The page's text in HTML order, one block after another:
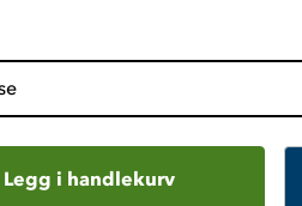
Legg i handlekurv